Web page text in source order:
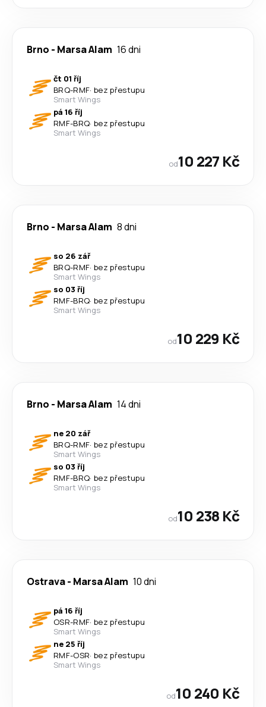
Brno - Marsa Alam 16 dni
čt 01 říj
BRQ-RMF· bez přestupu
Smart Wings
pá 16 říj
RMF-BRQ· bez přestupu
Smart Wings
od10 227 Kč
Brno - Marsa Alam 8 dni
so 26 zář
BRQ-RMF· bez přestupu
Smart Wings
so 03 říj
RMF-BRQ· bez přestupu
Smart Wings
od10 229 Kč
Brno - Marsa Alam 14 dni
ne 20 zář
BRQ-RMF· bez přestupu
Smart Wings
so 03 říj
RMF-BRQ· bez přestupu
Smart Wings
od10 238 Kč
Ostrava- Marsa Alam 10 dni
pá 16 říj
OSR-RMF· bez přestupu
Smart Wings
ne 25 říj
RMF-OSR· bez přestupu
Smart Wings
od10 240 Kč